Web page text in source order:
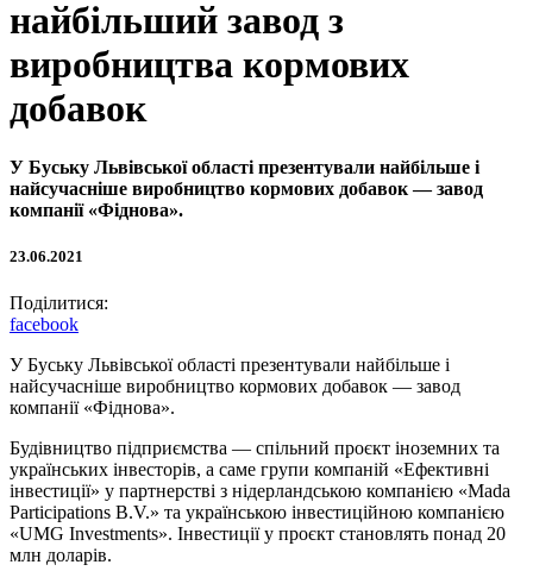
найбільший завод з
виробництва кормових
добавок
У Буську Львівської області презентували найбільше і
найсучасніше виробництво кормових добавок — завод
компанії «Фіднова».
23.06.2021
Поділитися:
facebook
У Буську Львівської області презентували найбільше і
найсучасніше виробництво кормових добавок — завод
компанії «Фіднова».
Будівництво підприємства — спільний проєкт іноземних та
українських інвесторів, а саме групи компаній «Ефективні
інвестиції» у партнерстві з нідерландською компанією «Mada
Participations B.V.» та українською інвестиційною компанією
«UMG Investments». Інвестиції у проєкт становлять понад 20
млн доларів.